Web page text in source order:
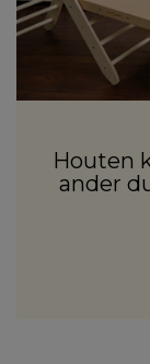
Houten
ander